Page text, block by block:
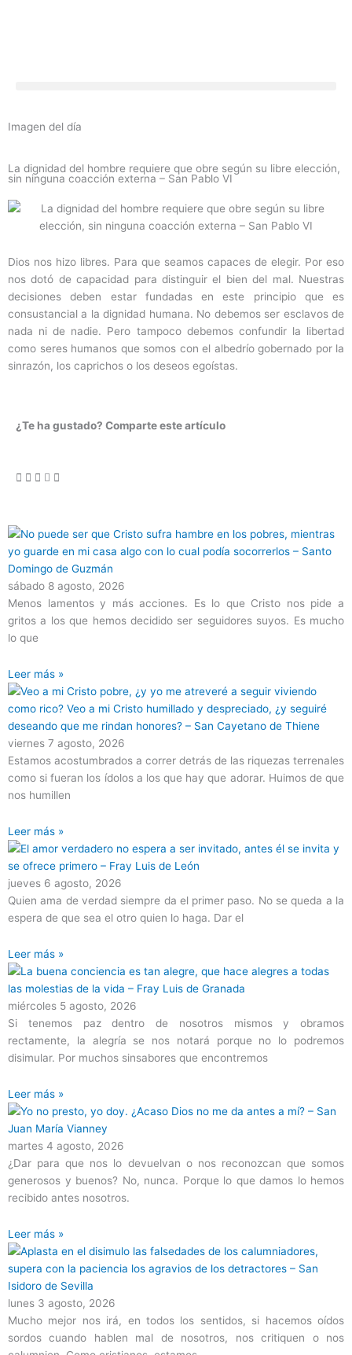
Imagen del día
La dignidad del hombre requiere que obre según su libre elección,
sin ninguna coacción externa – San Pablo VI
Dios nos hizo libres. Para que seamos capaces de elegir. Por eso
nos dotó de capacidad para distinguir el bien del mal. Nuestras
decisiones deben estar fundadas en este principio que es
consustancial a la dignidad humana. No debemos ser esclavos de
nada ni de nadie. Pero tampoco debemos confundir la libertad
como seres humanos que somos con el albedrío gobernado por la
sinrazón, los caprichos o los deseos egoístas.
¿Te ha gustado? Comparte este artículo
sábado 8 agosto, 2026
Menos lamentos y más acciones. Es lo que Cristo nos pide a
gritos a los que hemos decidido ser seguidores suyos. Es mucho
lo que
Leer más »
viernes 7 agosto, 2026
Estamos acostumbrados a correr detrás de las riquezas terrenales
como si fueran los ídolos a los que hay que adorar. Huimos de que
nos humillen
Leer más »
jueves 6 agosto, 2026
Quien ama de verdad siempre da el primer paso. No se queda a la
espera de que sea el otro quien lo haga. Dar el
Leer más »
miércoles 5 agosto, 2026
Si tenemos paz dentro de nosotros mismos y obramos
rectamente, la alegría se nos notará porque no lo podremos
disimular. Por muchos sinsabores que encontremos
Leer más »
martes 4 agosto, 2026
¿Dar para que nos lo devuelvan o nos reconozcan que somos
generosos y buenos? No, nunca. Porque lo que damos lo hemos
recibido antes nosotros.
Leer más »
lunes 3 agosto, 2026
Mucho mejor nos irá, en todos los sentidos, si hacemos oídos
sordos cuando hablen mal de nosotros, nos critiquen o nos
Página
Página
Página
Página
Página